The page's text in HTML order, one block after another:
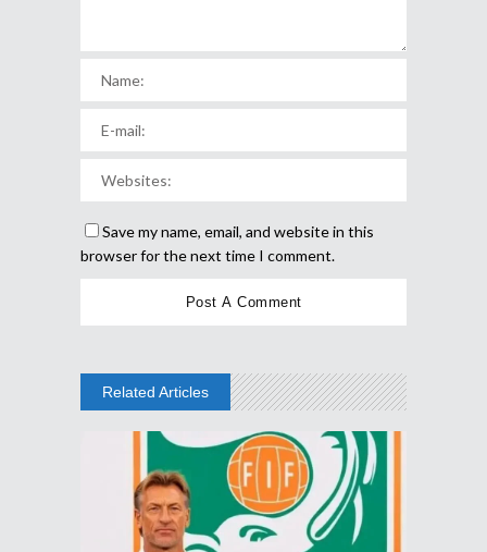
Save my name, email, and website in this
browser for the next time I comment.
Related Articles